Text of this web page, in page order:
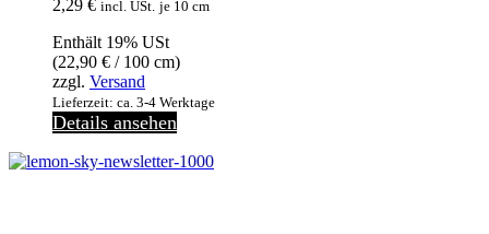
2,29 € incl. USt. je 10 cm
Enthält 19% USt
(22,90 € / 100 cm)
zzgl. Versand
Lieferzeit: ca. 3-4 Werktage
Details ansehen